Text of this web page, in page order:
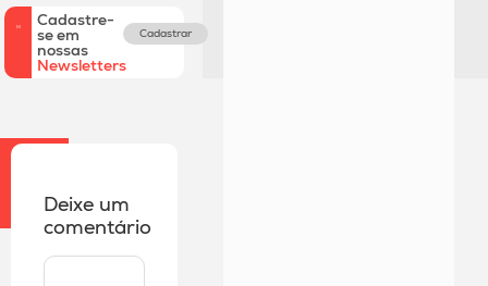
Cadastre-
se em
nossas
Newsletters
Cadastrar
Deixe um
comentário